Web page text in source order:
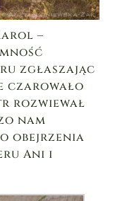
–
zgłaszając
czarowało
rozwiewał
nam
obejrzenia
Ani i